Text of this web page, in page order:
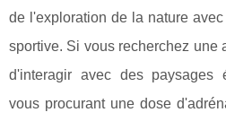
de l'exploration de la nature
sportive. Si vous recherchez une
d'interagir avec des paysages
vous procurant une dose